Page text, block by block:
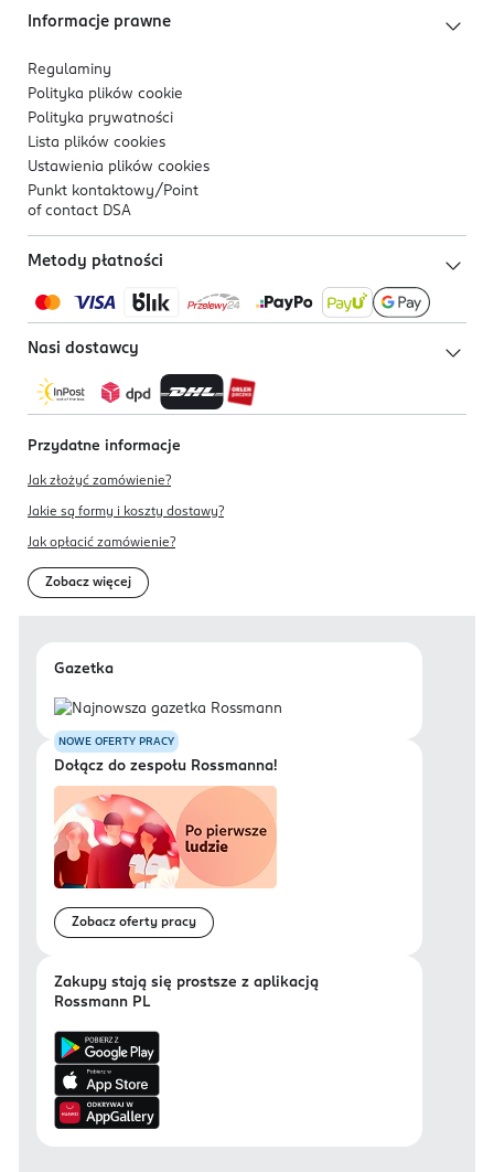
Informacje prawne
Regulaminy
Polityka plików cookie
Polityka prywatności
Lista plików cookies
Ustawienia plików cookies
Punkt kontaktowy/ Point
of contact DSA
Metody płatności
Nasi dostawcy
Przydatne informacje
Jak złożyć zamówienie?
Jakie są formy i koszty dostawy?
Jak opłacić zamówienie?
Zobacz więcej
Gazetka
NOWE OFERTY PRACY
Dołącz do zespołu Rossmanna!
Zobacz oferty pracy
Zakupy stają się prostsze z aplikacją
Rossmann PL